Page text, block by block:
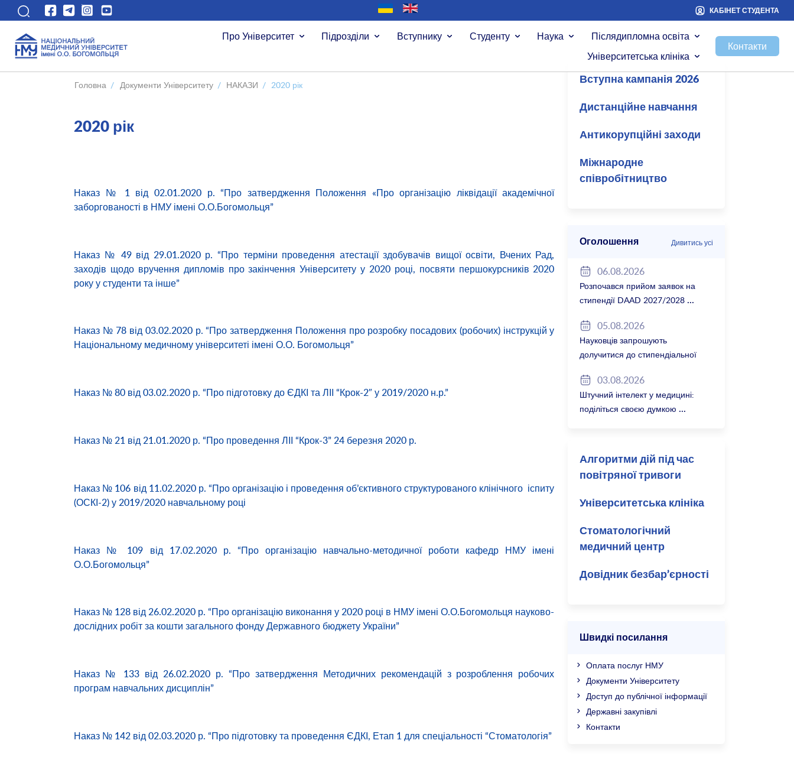
КАБІНЕТ СТУДЕНТА
Про Університет Підрозділи Вступнику Студенту Наука
Післядипломна освіта
Університетська клініка
Контакти
Головна / Документи Університету / НАКАЗИ / 2020 рік
2020 рік
Наказ № 1 від 02.01.2020 р. “Про затвердження Положення «Про організацію ліквідації академічної
заборгованості в НМУ імені О.О.Богомольця”
Наказ № 49 від 29.01.2020 р. “Про терміни проведення атестації здобувачів вищої освіти, Вчених Рад,
заходів щодо вручення дипломів про закінчення Університету у 2020 році, посвяти першокурсників 2020
року у студенти та інше”
Наказ № 78 від 03.02.2020 р. “Про затвердження Положення про розробку посадових (робочих) інструкцій у
Національному медичному університеті імені О.О. Богомольця”
Наказ № 80 від 03.02.2020 р. “Про підготовку до ЄДКІ та ЛІІ “Крок-2″ у 2019/2020 н.р.”
Наказ № 21 від 21.01.2020 р. “Про проведення ЛІІ “Крок-3” 24 березня 2020 р.
Наказ № 106 від 11.02.2020 р. “Про організацію і проведення об’єктивного структурованого клінічного іспиту
(ОСКІ-2) у 2019/2020 навчальному році
Наказ № 109 від 17.02.2020 р. “Про організацію навчально-методичної роботи кафедр НМУ імені
О.О.Богомольця”
Наказ № 128 від 26.02.2020 р. “Про організацію виконання у 2020 році в НМУ імені О.О.Богомольця науково-
дослідних робіт за кошти загального фонду Державного бюджету України”
Наказ № 133 від 26.02.2020 р. “Про затвердження Методичних рекомендацій з розроблення робочих
програм навчальних дисциплін”
Наказ № 142 від 02.03.2020 р. “Про підготовку та проведення ЄДКІ, Етап 1 для спеціальності “Стоматологія”
Вступна кампанія 2026
Дистанційне навчання
Антикорупційні заходи
Міжнародне
співробітництво
Оголошення Дивитись усі
06.08.2026
Розпочався прийом заявок на
стипендії DAAD 2027/2028
05.08.2026
Науковців запрошують
долучитися до стипендіальної
Баварія 2027/28
03.08.2026
Штучний інтелект у медицині:
поділіться своєю думкою
Алгоритми дій під час
повітряної тривоги
Університетська клініка
Стоматологічний
медичний центр
Довідник безбар’єрності
Швидкі посилання
Оплата послуг НМУ
Документи Університету
Доступ до публічної інформації
Державні закупівлі
Контакти